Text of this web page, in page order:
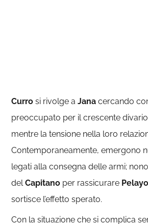
Curro si rivolge aJana cercando
preoccupato per il crescente
mentre la tensione nella loro
Contemporaneamente, emergono
legati alla consegna delle armi;
delCapitano per rassicurare Pelayo
sortisce l’effetto sperato.
Con la situazione che si complica